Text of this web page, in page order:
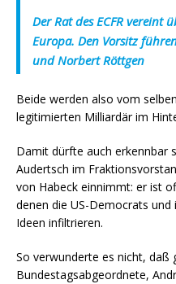
Der Rat des ECFR vereint
Europa. Den Vorsitz
und Norbert Röttgen
Beide werden also vom
legitimierten Milliardär im
Damit dürfte auch erkennbar
Audertsch im
von Habeck einnimmt: er ist
denen die US-Democrats
Ideen infiltrieren.
So verwunderte es nicht, daß
Bundestagsabgeordnete,